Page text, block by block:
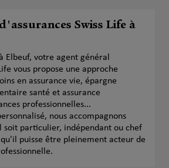
Swiss Life à
Elbeuf, votre agent général
vous propose une approche
en assurance vie, épargne
santé et assurance
professionnelles...
nous accompagnons
soit particulier, indépendant ou chef
puisse être pleinement acteur de